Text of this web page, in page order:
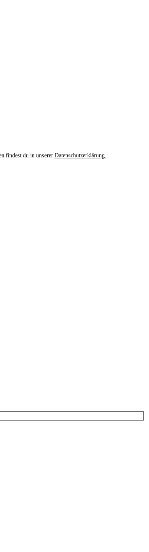
findest du in unserer Datenschutzerklärung.